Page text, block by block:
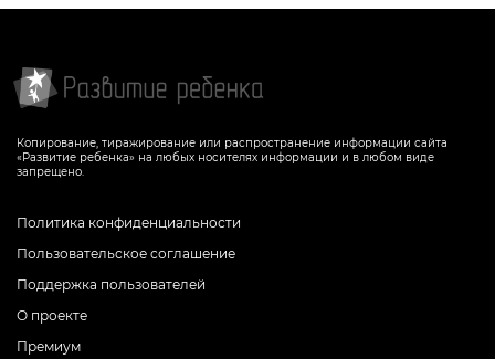
Копирование, тиражирование или распространение информации сайта
«Развитие ребенка» на любых носителях информации и в любом виде
запрещено.
Политика конфиденциальности
Пользовательское соглашение
Поддержка пользователей
О проекте
Премиум